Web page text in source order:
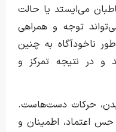
می‌ایستد یا حالت
توجه و همراهی
ناخودآگاه به چنین
و در نتیجه تمرکز و
حرکات دست‌هاست.
اعتماد، اطمینان و